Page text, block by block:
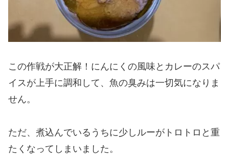
この作戦が大正解！にんにくの風味とカレーのスパ
イスが上手に調和して、魚の臭みは一切気になりま
せん。
ただ、煮込んでいるうちに少しルーがトロトロと重
たくなってしまいました。